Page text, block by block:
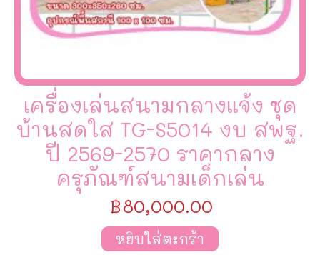
เครื่องเล่นสนามกลางแจ้ง ชุด
บ้านสดใส TG-S5014 งบ สพฐ.
ปี 2569-2570 ราคากลาง
ครุภัณฑ์สนามเด็กเล่น
฿80,000.00
หยิบใส่ตะกร้า